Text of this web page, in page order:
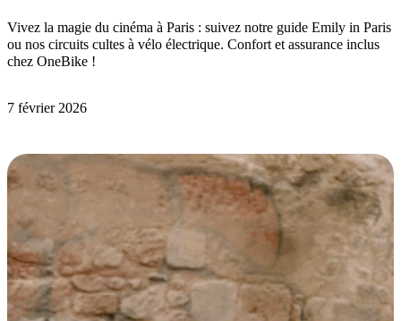
Vivez la magie du cinéma à Paris : suivez notre guide Emily in Paris
ou nos circuits cultes à vélo électrique. Confort et assurance inclus
chez OneBike !
7 février 2026